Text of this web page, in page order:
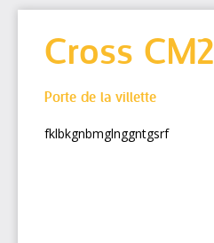
Cross CM2
Porte de la villette
fklbkgnbmglnggntgsrf